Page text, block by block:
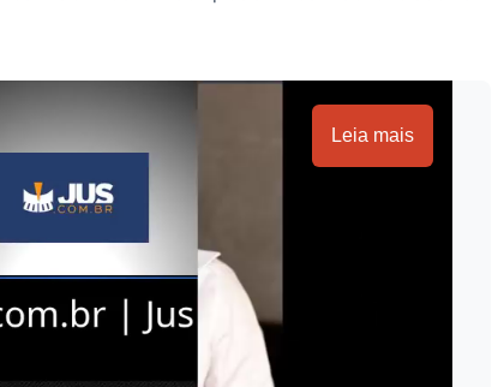
Leia mais